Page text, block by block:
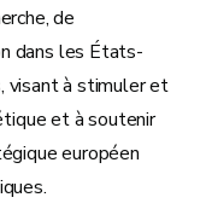
de
dans les États-
visant à stimuler et
et à soutenir
européen